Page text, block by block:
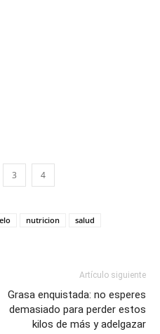
3 4
nutricion
salud
Artículo siguiente
Grasa enquistada: no esperes
demasiado para perder estos
kilos de más y adelgazar